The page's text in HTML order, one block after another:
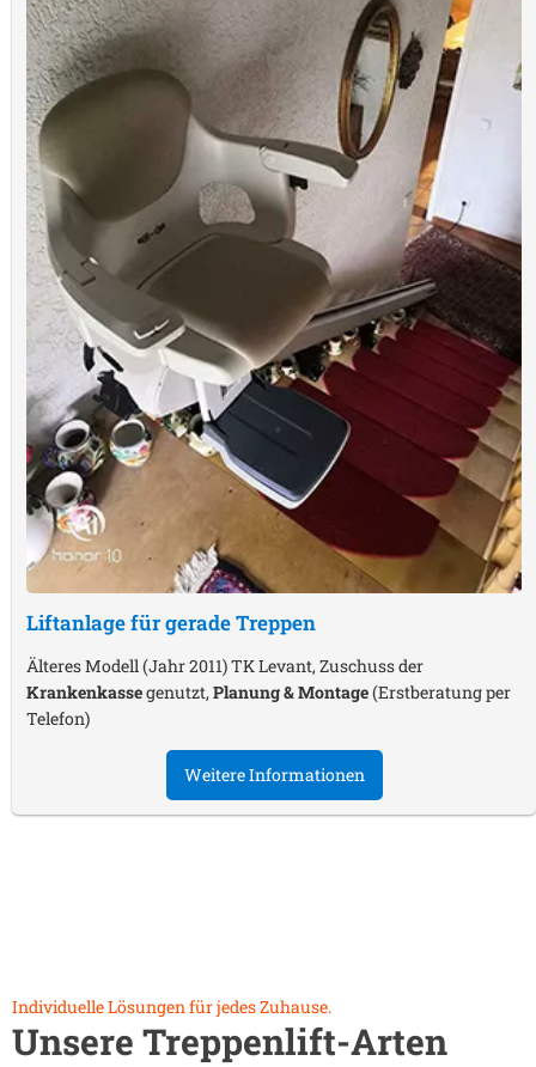
Liftanlage für gerade Treppen
Älteres Modell (Jahr 2011) TK Levant, Zuschuss der
Krankenkassegenutzt,Planung & Montage(Erstberatung per
Telefon)
Weitere Informationen
Individuelle Lösungen für jedes Zuhause.
Unsere Treppenlift-Arten